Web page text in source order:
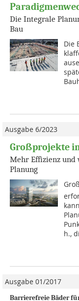
Die Integrale
Bau
Die
Ausgabe 6/2023
Großprojekte
Mehr Effizienz und
Planung
h.,
Ausgabe 01/2017
Barrierefreie Bäder